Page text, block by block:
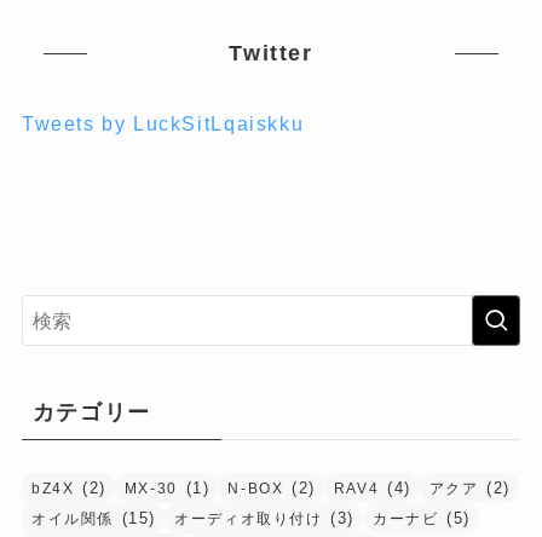
Twitter
Tweets by LuckSitLqaiskku
カテゴリー
bZ4X (2) MX-30 (1) N-BOX (2) RAV4 (4) アクア (2)
オイル関係 (15) オーディオ取り付け (3) カーナビ (5)